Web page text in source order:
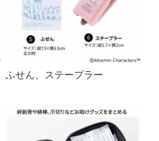
ふせん、ステープラー